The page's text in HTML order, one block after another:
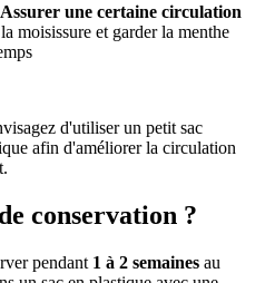
Assurer une certaine circulation
moisissure et garder la menthe
d'utiliser un petit sac
afin d'améliorer la circulation
conservation ?
pendant 1 à 2 semaines au